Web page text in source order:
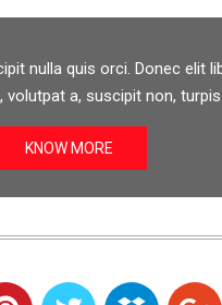
nulla quis orci. Donec elit
volutpat a, suscipit non, turpis.
KNOW MORE